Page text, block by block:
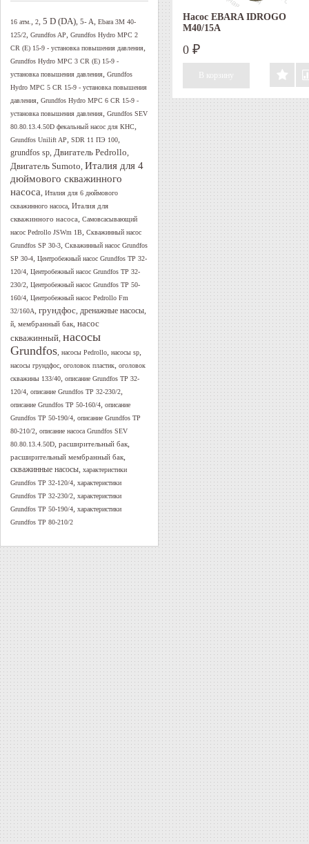
16 атм. , 2, 5 D (DA), 5- A, Ebara 3M 40-
125/2, Grundfos AP, Grundfos Hydro MPC 2
CR (E) 15-9 - установка повышения давления,
Grundfos Hydro MPC 3 CR (E) 15-9 -
установка повышения давления, Grundfos
Hydro MPC 5 CR 15-9 - установка повышения
давления, Grundfos Hydro MPC 6 CR 15-9 -
установка повышения давления, Grundfos SEV
80.80.13.4.50D фекальный насос для КНС,
Grundfos Unilift AP, SDR 11 ПЭ 100,
grundfos sp, Двигатель Pedrollo,
Двигатель Sumoto, Италия для 4
дюймового скважинного
насоса, Италия для 6 дюймового
скважинного насоса, Италия для
скважинного насоса, Самовсасывающий
насос Pedrollo JSWm 1B, Скважинный насос
Grundfos SP 30-3, Скважинный насос Grundfos
SP 30-4, Центробежный насос Grundfos TP 32-
120/4, Центробежный насос Grundfos TP 32-
230/2, Центробежный насос Grundfos TP 50-
160/4, Центробежный насос Pedrollo Fm
32/160A, грундфос, дренажные насосы,
й, мембранный бак, насос
скважинный, насосы
Grundfos, насосы Pedrollo, насосы sp,
насосы грундфос, оголовок пластик, оголовок
скважины 133/40, описание Grundfos TP 32-
120/4, описание Grundfos TP 32-230/2,
описание Grundfos TP 50-160/4, описание
Grundfos TP 50-190/4, описание Grundfos TP
80-210/2, описание насоса Grundfos SEV
80.80.13.4.50D, расширительный бак,
расширительный мембранный бак,
скважинные насосы, характеристики
Grundfos TP 32-120/4, характеристики
Grundfos TP 32-230/2, характеристики
Grundfos TP 50-190/4, характеристики
Grundfos TP 80-210/2
Насос EBARA IDROGO
M40/15A
0 ₽